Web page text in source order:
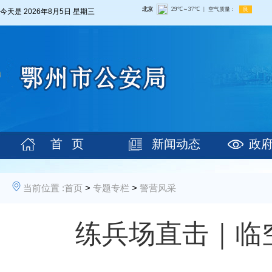
今天是 2026年8月5日 星期三
首 页 新闻动态 政
当前位置 :首页 > 专题专栏 > 警营风采
练兵场直击｜临